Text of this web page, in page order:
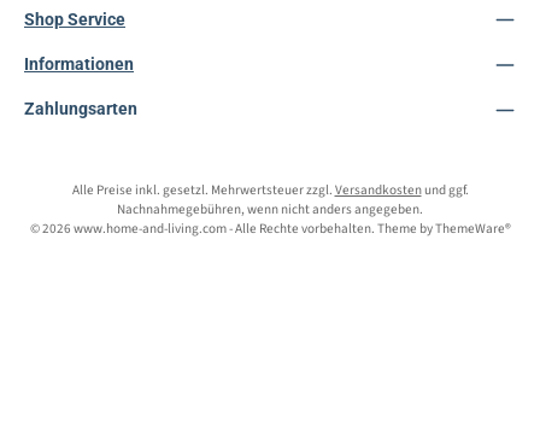
Shop Service
Informationen
Zahlungsarten
Alle Preise inkl. gesetzl. Mehrwertsteuer zzgl. Versandkostenund ggf.
Nachnahmegebühren, wenn nicht anders angegeben.
© 2026 www.home-and-living.com - Alle Rechte vorbehalten. Theme byThemeWare®